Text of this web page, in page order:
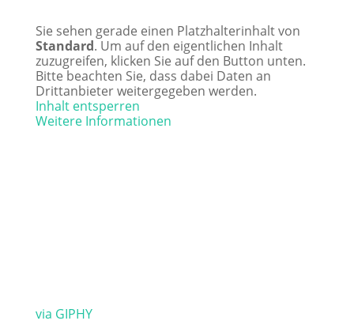
Sie sehen gerade einen Platzhalterinhalt von
Standard. Um auf den eigentlichen Inhalt
zuzugreifen, klicken Sie auf den Button unten.
Bitte beachten Sie, dass dabei Daten an
Drittanbieter weitergegeben werden.
Inhalt entsperren
Weitere Informationen
via GIPHY